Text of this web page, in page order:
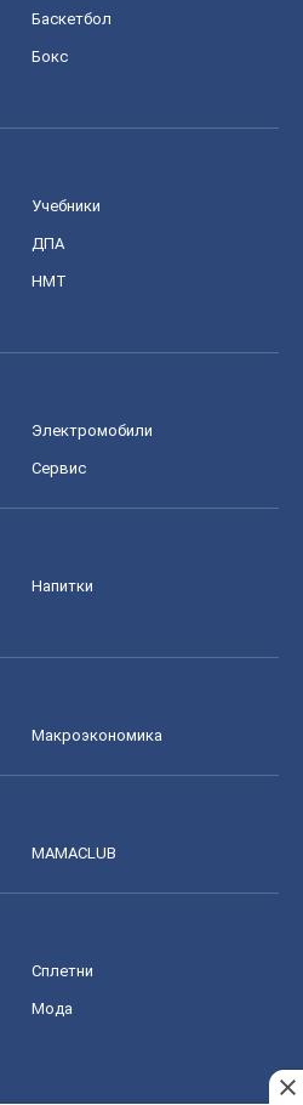
Баскетбол
Бокс
Учебники
ДПА
НМТ
Электромобили
Сервис
Напитки
Mакроэкономика
MAMACLUB
Сплетни
Мода